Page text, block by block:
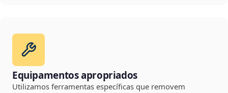
Equipamentos apropriados
Utilizamos ferramentas específicas que removem